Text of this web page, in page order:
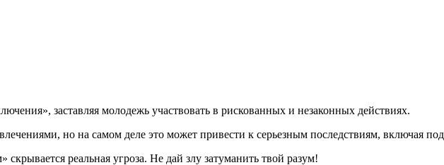
заставляя молодежь участвовать в рискованных и незаконных действиях.
но на самом деле это может привести к серьезным последствиям, включая
реальная угроза. Не дай злу затуманить твой разум!